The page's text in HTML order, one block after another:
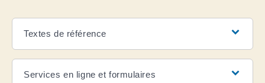
Textes de référence
Services en ligne et formulaires